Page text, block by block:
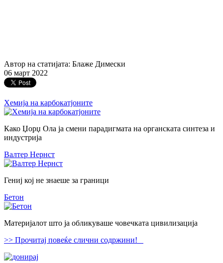
Автор на статијата: Блаже Димески
06 март 2022
Хемија на карбокатјоните
Како Џорџ Ола ја смени парадигмата на органската синтеза и
индустрија
Валтер Нернст
Гениј кој не знаеше за граници
Бетон
Материјалот што ја обликуваше човечката цивилизација
>> Прочитај повеќе слични содржини!